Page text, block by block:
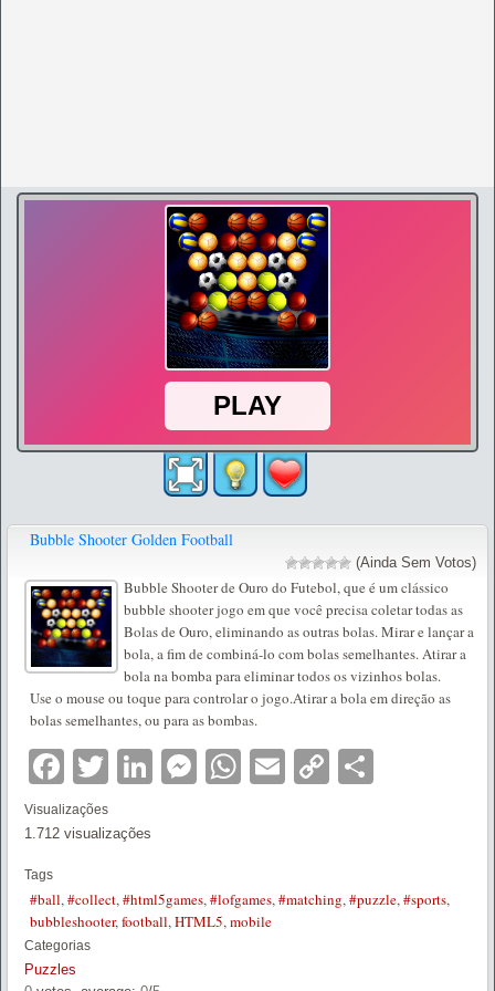
Bubble Shooter Golden Football
(Ainda Sem Votos)
Bubble Shooter de Ouro do Futebol, que é um clássico
bubble shooter jogo em que você precisa coletar todas as
Bolas de Ouro, eliminando as outras bolas. Mirar e lançar a
bola, a fim de combiná-lo com bolas semelhantes. Atirar a
bola na bomba para eliminar todos os vizinhos bolas.
Use o mouse ou toque para controlar o jogo.Atirar a bola em direção as
bolas semelhantes, ou para as bombas.
Facebook
TwitterLinkedIn
Messenger
WhatsApp
EmailCopy
Visualizações
1.712 visualizações
Tags
#ball,#collect,#html5games,#lofgames,#matching,#puzzle,#sports,
bubbleshooter,football,HTML5,mobile
Categorias
Puzzles